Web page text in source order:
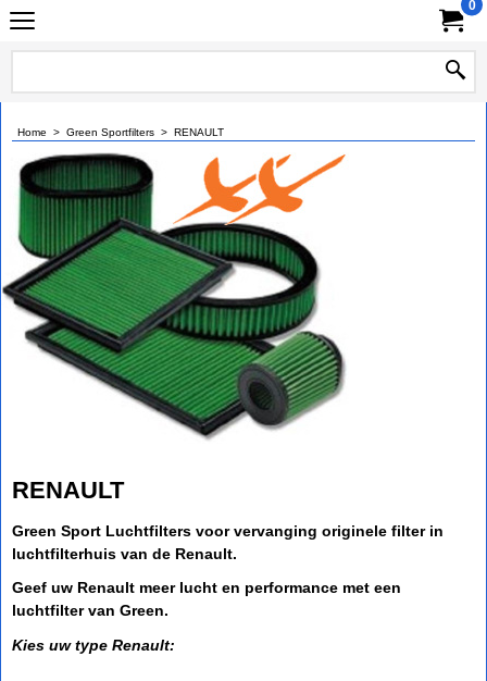
0
Home > Green Sportfilters > RENAULT
RENAULT
Green Sport Luchtfilters voor vervanging originele filter in
luchtfilterhuis van de Renault.
Geef uw Renault meer lucht en performance met een
luchtfilter van Green.
Kies uw type Renault: